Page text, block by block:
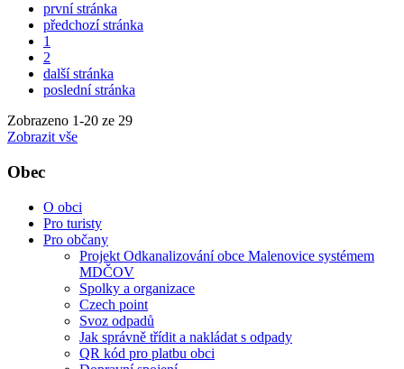
první stránka
předchozí stránka
1
2
další stránka
poslední stránka
Zobrazeno 1-20 ze 29
Zobrazit vše
Obec
O obci
Pro turisty
Pro občany
Projekt Odkanalizování obce Malenovice systémem
MDČOV
Spolky a organizace
Czech point
Svoz odpadů
Jak správně třídit a nakládat s odpady
QR kód pro platbu obci